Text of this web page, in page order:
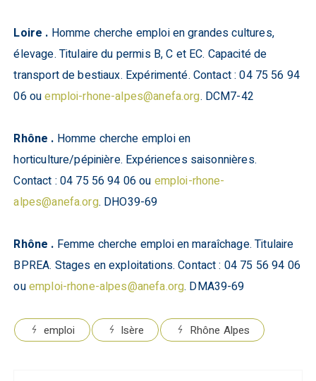
Loire . Homme cherche emploi en grandes cultures,
élevage. Titulaire du permis B, C et EC. Capacité de
transport de bestiaux. Expérimenté. Contact : 04 75 56 94
06 ouemploi-rhone-alpes@anefa.org. DCM7-42
Rhône . Homme cherche emploi en
horticulture/pépinière. Expériences saisonnières.
Contact : 04 75 56 94 06 ou emploi-rhone-
alpes@anefa.org. DHO39-69
Rhône . Femme cherche emploi en maraîchage. Titulaire
BPREA. Stages en exploitations. Contact : 04 75 56 94 06
ouemploi-rhone-alpes@anefa.org. DMA39-69
emploi Isère Rhône Alpes